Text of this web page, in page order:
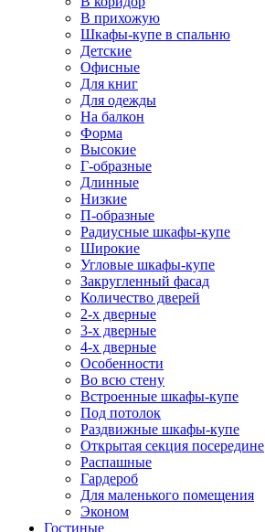
В прихожую
Шкафы-купе в спальню
Детские
Офисные
Для книг
Для одежды
На балкон
Форма
Высокие
Г-образные
Длинные
Низкие
П-образные
Радиусные шкафы-купе
Широкие
Угловые шкафы-купе
Закругленный фасад
Количество дверей
2-х дверные
3-х дверные
4-х дверные
Особенности
Во всю стену
Встроенные шкафы-купе
Под потолок
Раздвижные шкафы-купе
Открытая секция посередине
Распашные
Гардероб
Для маленького помещения
Эконом
Гостиные